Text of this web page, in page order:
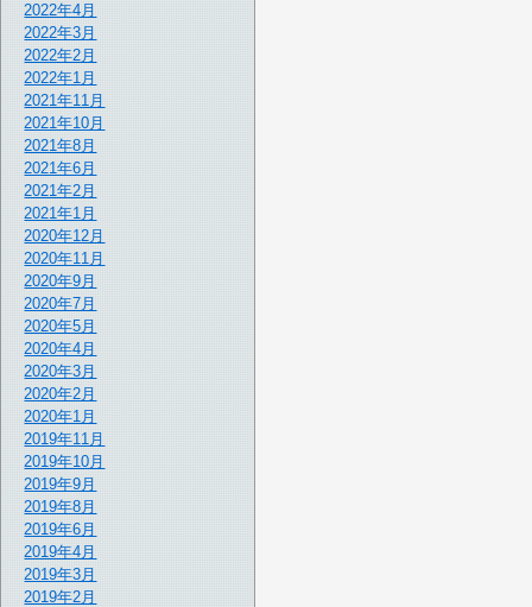
2022年4月
2022年3月
2022年2月
2022年1月
2021年11月
2021年10月
2021年8月
2021年6月
2021年2月
2021年1月
2020年12月
2020年11月
2020年9月
2020年7月
2020年5月
2020年4月
2020年3月
2020年2月
2020年1月
2019年11月
2019年10月
2019年9月
2019年8月
2019年6月
2019年4月
2019年3月
2019年2月